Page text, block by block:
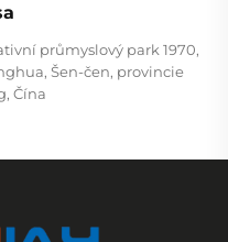
průmyslový park 1970,
Šen-čen, provincie
Čína